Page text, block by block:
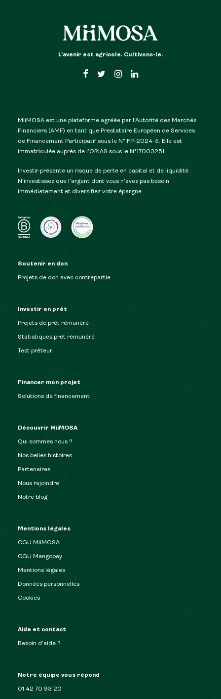
L’avenir est agricole. Cultivons-le.
MiiMOSA est une plateforme agréée par l’Autorité des Marchés
Financiers (AMF) en tant que Prestataire Européen de Services
de Financement Participatif sous le N° FP-2024-5. Elle est
immatriculée auprès de l’ORIAS sous le N°17003251.
Investir présente un risque de perte en capital et de liquidité.
N’investissez que l’argent dont vous n’avez pas besoin
immédiatement et diversifiez votre épargne.
Soutenir en don
Projets de don avec contrepartie
Investir en prêt
Projets de prêt rémunéré
Statistiques prêt rémunéré
Test prêteur
Financer mon projet
Solutions de financement
Découvrir MiiMOSA
Qui sommes nous ?
Nos belles histoires
Partenaires
Nous rejoindre
Notre blog
Mentions légales
CGU MiiMOSA
CGU Mangopay
Mentions légales
Données personnelles
Cookies
Aide et contact
Besoin d’aide ?
Notre équipe vous répond
01 42 70 93 20